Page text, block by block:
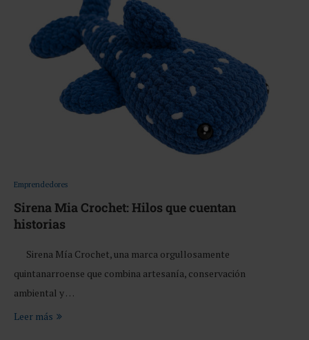
Emprendedores
Sirena Mia Crochet: Hilos que cuentan
historias
Sirena Mía Crochet, una marca orgullosamente
quintanarroense que combina artesanía, conservación
ambiental y …
Leer más